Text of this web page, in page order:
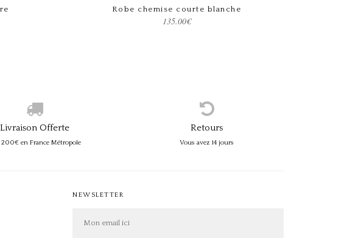
Choix des options
Robe chemise courte blanche
135.00€
Livraison Offerte
200€ en France Métropole
Retours
Vous avez 14 jours
NEWSLETTER